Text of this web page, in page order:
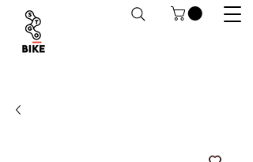
Despachos a todo Chile. Retiro en tiendas